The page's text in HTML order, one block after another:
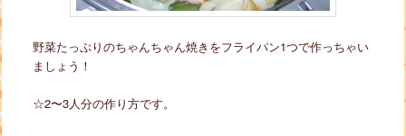
野菜たっぷりのちゃんちゃん焼きをフライパン1つで作っちゃい
ましょう！
☆2〜3人分の作り方です。